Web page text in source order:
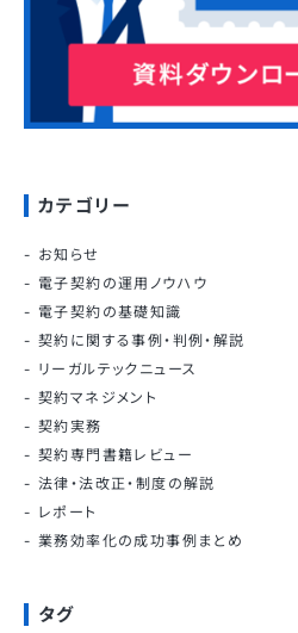
カテゴリー
お知らせ
電子契約の運用ノウハウ
電子契約の基礎知識
契約に関する事例・判例・解説
リーガルテックニュース
契約マネジメント
契約実務
契約専門書籍レビュー
法律・法改正・制度の解説
レポート
業務効率化の成功事例まとめ
タグ